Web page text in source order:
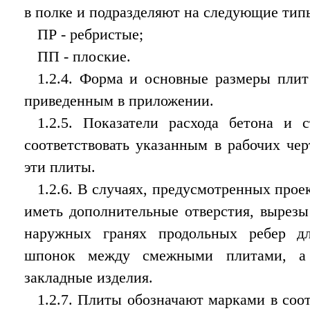
в полке и подразделяют на следующие
ПР - ребристые;
ПП - плоские.
1.2.4. Форма и основные размеры плит
приведенным в приложении.
1.2.5. Показатели расхода бетона
соответствовать указанным в рабочих
эти плиты.
1.2.6. В случаях, предусмотренных
иметь дополнительные отверстия,
наружных гранях продольных ребер
шпонок между смежными плитами, а
закладные изделия.
1.2.7. Плиты обозначают марками в